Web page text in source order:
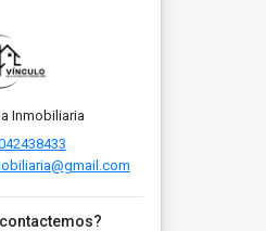
Inmobiliaria